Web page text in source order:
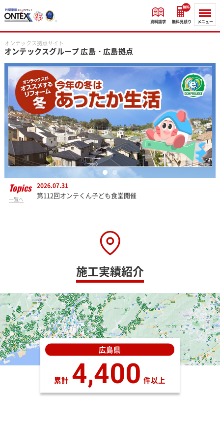
資料請求 無料見積り
無料
メニュー
オンテックス拠点サイト
オンテックスグループ広島・広島拠点
Topics
一覧へ
2026.07.31
第112回オンテくん子ども食堂開催
施工実績紹介
広島県
累計 4,400 件以上